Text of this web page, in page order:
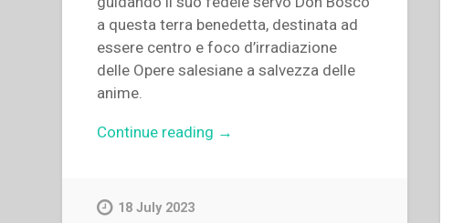
a questa terra benedetta, destinata ad
essere centro e foco d’irradiazione
delle Opere salesiane a salvezza delle
anime.
Continue reading “Pietro
→
18 July 2023